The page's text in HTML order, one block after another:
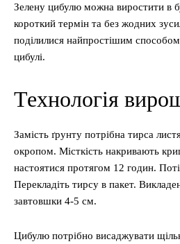
Зелену цибулю можна виростити в
короткий термін та без жодних
поділилися найпростішим
цибулі.
Технологія
Замість ґрунту потрібна тирса
окропом. Місткість накривають
настоятися протягом 12 годин.
Перекладіть тирсу в пакет.
завтовшки 4-5 см.
Цибулю потрібно висаджувати